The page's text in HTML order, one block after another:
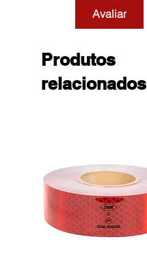
Avaliar
Produtos
relacionados